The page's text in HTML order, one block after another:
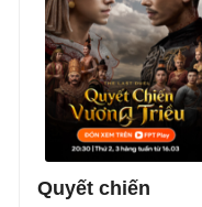
13/06/2025 tại các rạp
chiếu phim trên toàn
quốc.
Quyết chiến